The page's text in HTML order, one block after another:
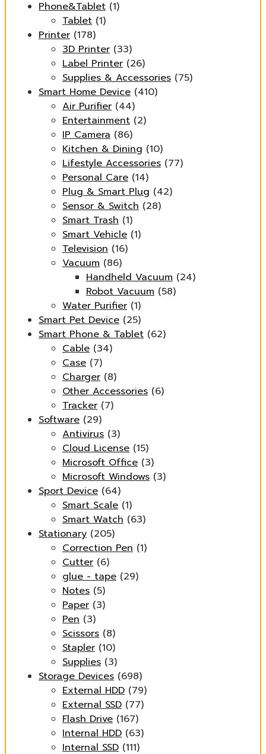
Phone&Tablet (1)
Tablet (1)
Printer (178)
3D Printer (33)
Label Printer (26)
Supplies & Accessories (75)
Smart Home Device (410)
Air Purifier (44)
Entertainment (2)
IP Camera (86)
Kitchen & Dining (10)
Lifestyle Accessories (77)
Personal Care (14)
Plug & Smart Plug (42)
Sensor & Switch (28)
Smart Trash (1)
Smart Vehicle (1)
Television (16)
Vacuum (86)
Handheld Vacuum (24)
Robot Vacuum (58)
Water Purifier (1)
Smart Pet Device (25)
Smart Phone & Tablet (62)
Cable (34)
Case (7)
Charger (8)
Other Accessories (6)
Tracker (7)
Software (29)
Antivirus (3)
Cloud License (15)
Microsoft Office (3)
Microsoft Windows (3)
Sport Device (64)
Smart Scale (1)
Smart Watch (63)
Stationary (205)
Correction Pen (1)
Cutter (6)
glue - tape (29)
Notes (5)
Paper (3)
Pen (3)
Scissors (8)
Stapler (10)
Supplies (3)
Storage Devices (698)
External HDD (79)
External SSD (77)
Flash Drive (167)
Internal HDD (63)
Internal SSD (111)